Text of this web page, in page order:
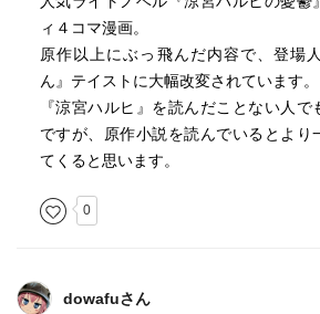
ィ４コマ漫画。
原作以上にぶっ飛んだ内容で、登場
ん』テイストに大幅改変されています。
『涼宮ハルヒ』を読んだことない人
ですが、原作小説を読んでいるとより
てくると思います。
0
dowafuさん